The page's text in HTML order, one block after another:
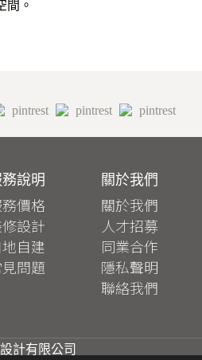
間。
說明
價格
設計
地自建
問題
關於我們
關於我們
人才招募
同業合作
隱私聲明
聯絡我們
計有限公司